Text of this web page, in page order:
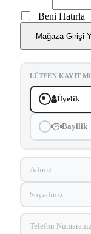
Beni Hatırla
Mağaza Girişi
LÜTFEN KAYIT
Üyelik
Bayilik